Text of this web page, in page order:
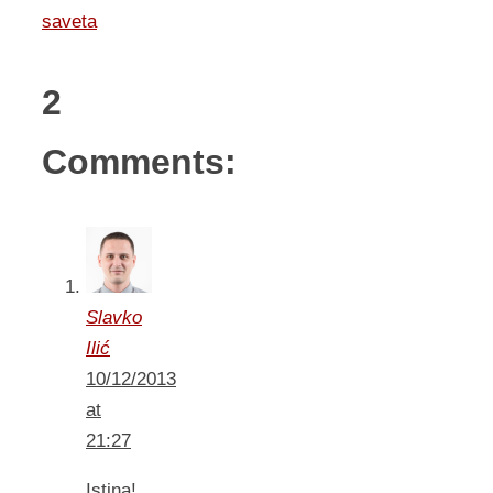
saveta
2
Comments:
Slavko
Ilić
10/12/2013
at
21:27